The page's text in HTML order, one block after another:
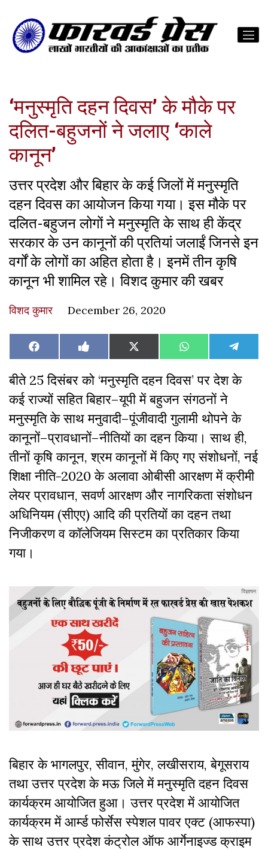
‘मनुस्मृति दहन दिवस’ के मौके पर
दलित-बहुजनों ने जलाए ‘काले
कानून’
उत्तर प्रदेश और बिहार के कई जिलों में मनुस्मृति
दहन दिवस का आयोजन किया गया। इस मौके पर
दलित-बहुजन लोगों ने मनुस्मृति के साथ ही केंद्र
सरकार के उन कानूनों की प्रतियां जलाईं जिनसे इन
वर्गों के लोगों का अहित होता है। इनमें तीन कृषि
कानून भी शामिल रहे। विशद कुमार की खबर
विशद कुमार December 26, 2020
Share
on
Facebook Share
on
Like
on
Facebook
Share
on
X
(Twitter)
Share
on
WhatsAppShare
on
बीते 25दिसंबर को‘मनुस्मृति दहन दिवस’पर देश के
कई राज्यों सहित बिहार–यूपी में बहुजन संगठनों ने
मनुस्मृति के साथ मनुवादी–पूंजीवादी गुलामी थोपने के
कानूनों–प्रावधानों–नीतियों का दहन किया। साथ ही,
तीनों कृषि कानून,श्रम कानूनों में किए गए संशोधनों,नई
शिक्षा नीति-2020 के अलावाओबीसी आरक्षण में क्रीमी
लेयर प्रावधान,सवर्ण आरक्षणऔर नागरिकता संशोधन
अधिनियम (सीएए) आदिकी प्रतियों का दहनतथा
निजीकरणवकॉलेजियम सिस्टम का प्रतिकार किया
गया।
बिहार के भागलपुर,सीवान,मुंगेर,लखीसराय,बेगूसराय
तथाउत्तर प्रदेश के मऊ जिले में मनुस्मृति दहन दिवस
कार्यक्रम आयोजित हुआ। उत्तर प्रदेश में आयोजित
कार्यक्रम में आर्म्ड फोर्सेस स्पेशल पावर एक्ट (आफस्पा)
के साथउत्तर प्रदेश कंट्रोल ऑफ आर्गेनाइज्ड क्राइम